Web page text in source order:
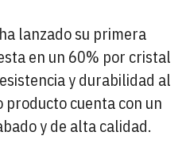
lanzado su primera
en un 60% por cristal
y durabilidad al
producto cuenta con un
y de alta calidad.